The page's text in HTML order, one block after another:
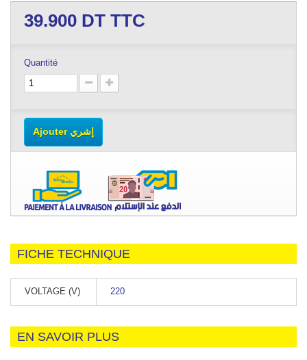
39.900 DT TTC
Quantité
Ajouter إشري
FICHE TECHNIQUE
VOLTAGE (V) 220
EN SAVOIR PLUS